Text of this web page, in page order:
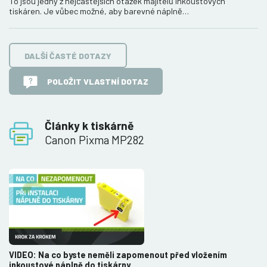
Články k tiskárně
Canon Pixma MP282
tiskáren. Je vůbec možné, aby barevné náplně…
DALŠÍ ČASTÉ DOTAZY
POLOŽIT VLASTNÍ DOTAZ
VIDEO: Na co byste neměli zapomenout před vložením
inkoustové náplně do tiskárny